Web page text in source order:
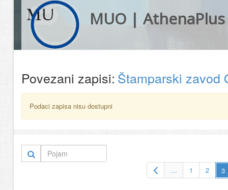
MUO | AthenaPlus
Povezani zapisi: Štamparski zavod
Podaci zapisa nisu dostupni
… 1 2